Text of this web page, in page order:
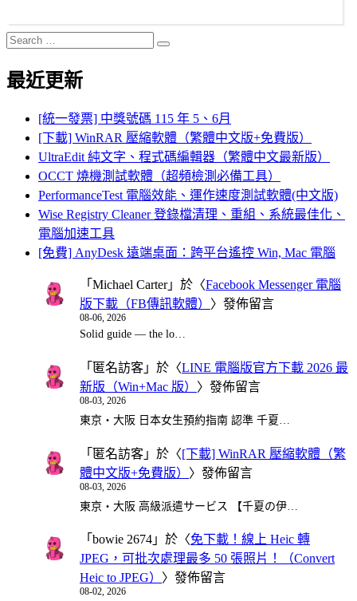
Search
for:
Search
最近更新
[統一發票] 中獎號碼 115 年 5、6月
[下載] WinRAR 壓縮軟體（繁體中文版+免費版）
UltraEdit 純文字、程式碼編輯器（繁體中文最新版）
OCCT 燒機測試軟體（超頻檢測必備工具）
PerformanceTest 電腦效能、運作速度測試軟體(中文版)
Wise Registry Cleaner 登錄檔清理、重組、系統最佳化、
電腦加速工具
[免費] AnyDesk 遠端桌面：跨平台遙控 Win, Mac 電腦
「 Michael Carter」於〈Facebook Messenger 電腦
版下載（FB傳訊軟體） 〉發佈留言
08-06, 2026
Solid guide — the lo…
「 匿名訪客 」於〈LINE 電腦版官方下載 2026 最
新版（Win+Mac 版） 〉發佈留言
08-03, 2026
東京・大阪 日本女生預約指南 認準 千夏…
「 匿名訪客 」於〈[下載] WinRAR 壓縮軟體（繁
體中文版+免費版） 〉發佈留言
08-03, 2026
東京・大阪 高級派遣サービス 【千夏の伊…
「 bowie 2674 」於〈免下載！線上 Heic 轉
JPEG，可批次處理最多 50 張照片！（Convert
Heic to JPEG） 〉發佈留言
08-02, 2026